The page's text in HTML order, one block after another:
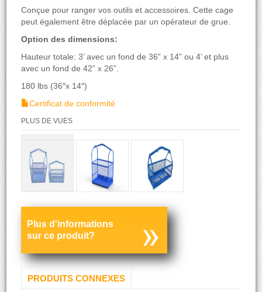
Conçue pour ranger vos outils et accessoires. Cette cage
peut également être déplacée par un opérateur de grue.
Option des dimensions:
Hauteur totale: 3’ avec un fond de 36” x 14” ou 4’ et plus
avec un fond de 42” x 26”.
180 lbs (36″x 14″)
Certificat de conformité
PLUS DE VUES
Plus d'informations
sur ce produit?
PRODUITS CONNEXES